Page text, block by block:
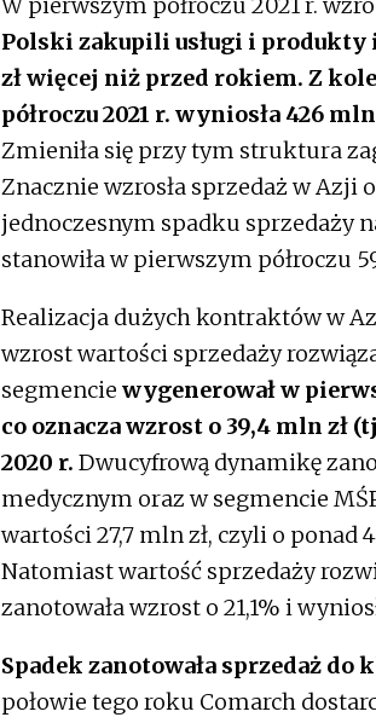
Polski zakupili usługi i produkty
zł więcej niż przed rokiem. Z
półroczu 2021 r. wyniosła 426
Zmieniła się przy tym struktura
Znacznie wzrosła sprzedaż w
jednoczesnym spadku sprzedaży
stanowiła w pierwszym półroczu
Realizacja dużych kontraktów w
wzrost wartości sprzedaży
segmencie wygenerował w
co oznacza wzrost o 39,4 mln zł
2020 r. Dwucyfrową dynamikę
medycznym oraz w segmencie
wartości 27,7 mln zł, czyli o ponad
Natomiast wartość sprzedaży
zanotowała wzrost o 21,1% i
Spadek zanotowała sprzedaż
połowie tego roku Comarch